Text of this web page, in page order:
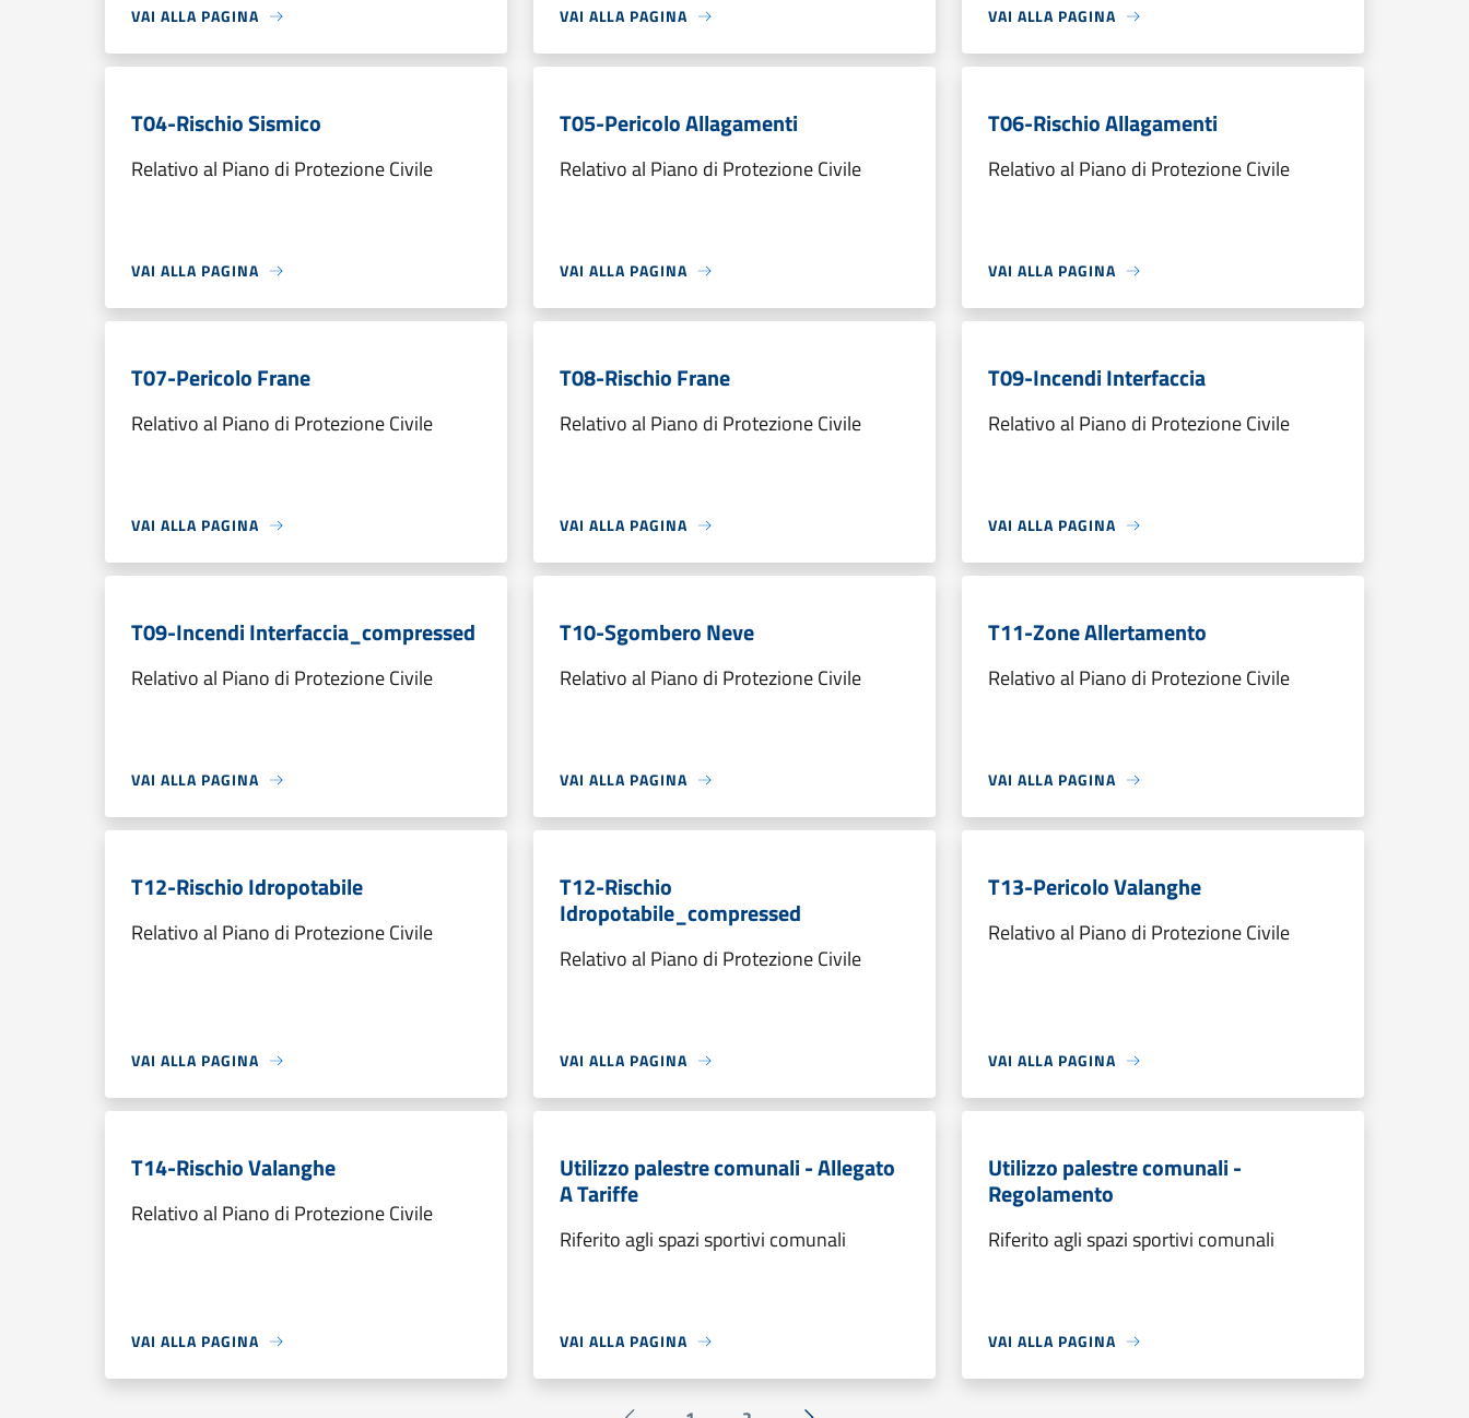
VAI ALLA PAGINA VAI ALLA PAGINA VAI ALLA PAGINA
T04-Rischio Sismico
Relativo al Piano di Protezione Civile
VAI ALLA PAGINA
T05-Pericolo Allagamenti
Relativo al Piano di Protezione Civile
VAI ALLA PAGINA
T06-Rischio Allagamenti
Relativo al Piano di Protezione Civile
VAI ALLA PAGINA
T07-Pericolo Frane
Relativo al Piano di Protezione Civile
VAI ALLA PAGINA
T08-Rischio Frane
Relativo al Piano di Protezione Civile
VAI ALLA PAGINA
T09-Incendi Interfaccia
Relativo al Piano di Protezione Civile
VAI ALLA PAGINA
T09-Incendi Interfaccia_compressed
Relativo al Piano di Protezione Civile
VAI ALLA PAGINA
T10-Sgombero Neve
Relativo al Piano di Protezione Civile
VAI ALLA PAGINA
T11-Zone Allertamento
Relativo al Piano di Protezione Civile
VAI ALLA PAGINA
T12-Rischio Idropotabile
Relativo al Piano di Protezione Civile
VAI ALLA PAGINA
T12-Rischio
Idropotabile_compressed
Relativo al Piano di Protezione Civile
VAI ALLA PAGINA
T13-Pericolo Valanghe
Relativo al Piano di Protezione Civile
VAI ALLA PAGINA
T14-Rischio Valanghe
Relativo al Piano di Protezione Civile
VAI ALLA PAGINA
Utilizzo palestre comunali - Allegato
A Tariffe
Riferito agli spazi sportivi comunali
VAI ALLA PAGINA
Utilizzo palestre comunali -
Regolamento
Riferito agli spazi sportivi comunali
VAI ALLA PAGINA